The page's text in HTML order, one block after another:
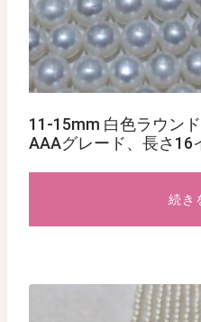
11-15mm 白色ラウン
AAAグレード、長さ16
続き